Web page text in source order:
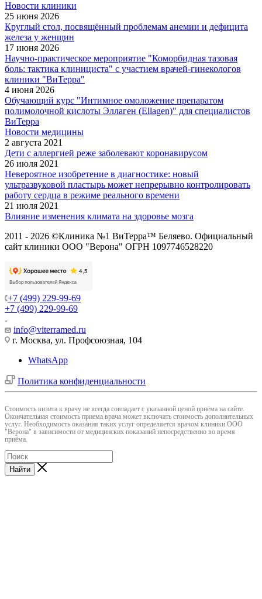
Новости клиники
25 июня 2026
Круглый стол, посвящённый проблемам анемии и дефицита
железа у женщин
17 июня 2026
Научно-практическое мероприятие "Коморбидная тазовая
боль: тактика клинициста" с участием врачей-гинекологов
клиники "ВиТерра"
4 июня 2026
Обучающий курс "Интимное омоложение препаратом
полимолочной кислоты Эллаген (Ellagen)" для специалистов
ВиТерра
Новости медицины
2 августа 2021
Дети с аллергией реже заболевают коронавирусом
26 июля 2021
Невероятное изобретение в диагностике: новый
ультразвуковой пластырь может непрерывно контролировать
работу сердца в режиме реального времени
21 июля 2021
Влияние изменения климата на здоровье мозга
2011 - 2026 ©Клиника №1 ВиТерра™ Беляево. Официальный
сайт клиники ООО "Верона" ОГРН 1097746528220
+7 (499) 229-99-69
+7 (499) 229-99-69
info@viterramed.ru
г. Москва, ул. Профсоюзная, 104
WhatsApp
Политика конфиденциальности
Cтоимость визита к врачу не всегда совпадает с указанной ценой приёма на сайте.
Окончательная стоимость приема врача может включать стоимость дополнительных
услуг. Необходимость оказания таких услуг определяется врачом клиники ООО
"Верона" в зависимости от медицинских показаний непосредственно во время
приёма.
Найти